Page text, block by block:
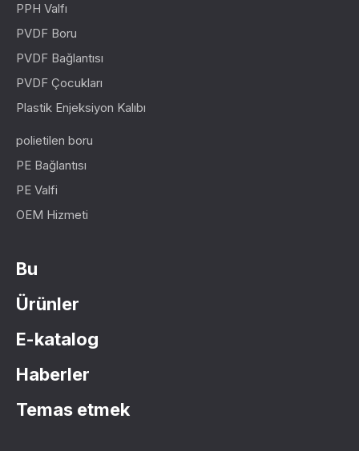
PPH Valfı
PVDF Boru
PVDF Bağlantısı
PVDF Çocukları
Plastik Enjeksiyon Kalıbı
polietilen boru
PE Bağlantısı
PE Valfi
OEM Hizmeti
Bu
Ürünler
E-katalog
Haberler
Temas etmek